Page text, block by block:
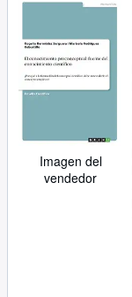
Imagen del
vendedor